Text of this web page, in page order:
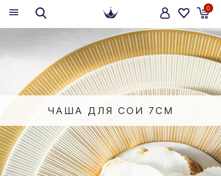
0
ЧАША ДЛЯ СОИ 7СМ